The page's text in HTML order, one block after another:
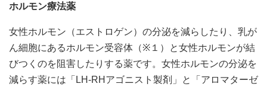
ホルモン療法薬
女性ホルモン（エストロゲン）の分泌を減らしたり、乳が
ん細胞にあるホルモン受容体（※１）と女性ホルモンが結
びつくのを阻害したりする薬です。女性ホルモンの分泌を
減らす薬には「LH-RHアゴニスト製剤」と「アロマターゼ